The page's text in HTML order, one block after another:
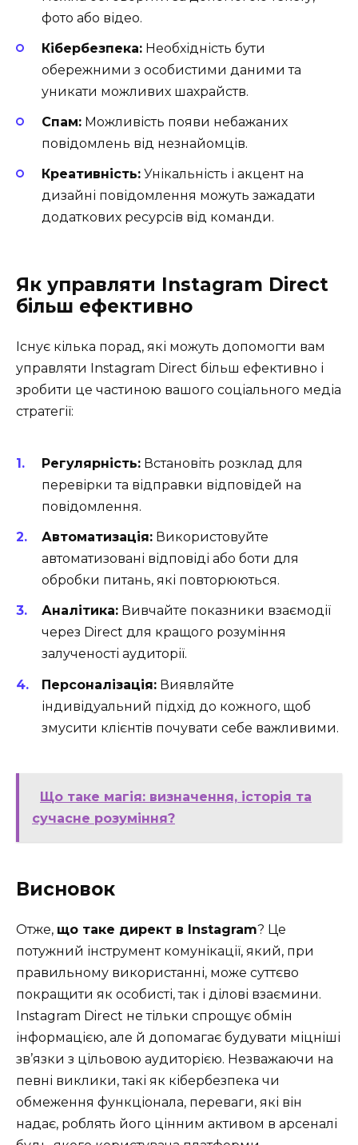
фото або відео.
Кібербезпека: Необхідність бути
обережними з особистими даними та
уникати можливих шахрайств.
Спам: Можливість появи небажаних
повідомлень від незнайомців.
Креативність: Унікальність і акцент на
дизайні повідомлення можуть зажадати
додаткових ресурсів від команди.
Як управляти Instagram Direct
більш ефективно
Існує кілька порад, які можуть допомогти вам
управляти Instagram Direct більш ефективно і
зробити це частиною вашого соціального медіа
стратегії:
Регулярність: Встановіть розклад для
перевірки та відправки відповідей на
повідомлення.
Автоматизація: Використовуйте
автоматизовані відповіді або боти для
обробки питань, які повторюються.
Аналітика: Вивчайте показники взаємодії
через Direct для кращого розуміння
залученості аудиторії.
Персоналізація: Виявляйте
індивідуальний підхід до кожного, щоб
змусити клієнтів почувати себе важливими.
Що таке магія: визначення, історія та
сучасне розуміння?
Висновок
Отже, що таке директ в Instagram? Це
потужний інструмент комунікації, який, при
правильному використанні, може суттєво
покращити як особисті, так і ділові взаємини.
Instagram Direct не тільки спрощує обмін
інформацією, але й допомагає будувати міцніші
зв’язки з цільовою аудиторією. Незважаючи на
певні виклики, такі як кібербезпека чи
обмеження функціонала, переваги, які він
надає, роблять його цінним активом в арсеналі